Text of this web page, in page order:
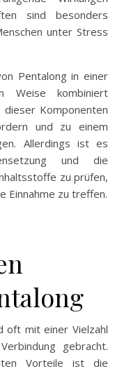
sind besonders
unter Stress
Pentalong in einer
Weise kombiniert
Komponenten
und zu einem
Allerdings ist es
und die
zu prüfen,
Einnahme zu treffen.
oft mit einer Vielzahl
gebracht.
Vorteile ist die